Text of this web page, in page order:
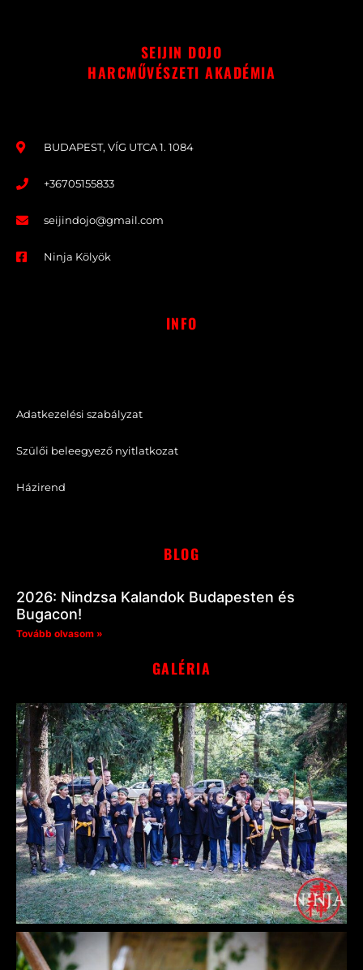
SEIJIN DOJO
HARCMŰVÉSZETI AKADÉMIA
BUDAPEST, VÍG UTCA 1. 1084
+36705155833
seijindojo@gmail.com
Ninja Kölyök
INFO
Adatkezelési szabályzat
Szülői beleegyező nyitlatkozat
Házirend
BLOG
2026: Nindzsa Kalandok Budapesten és
Bugacon!
Tovább olvasom »
GALÉRIA